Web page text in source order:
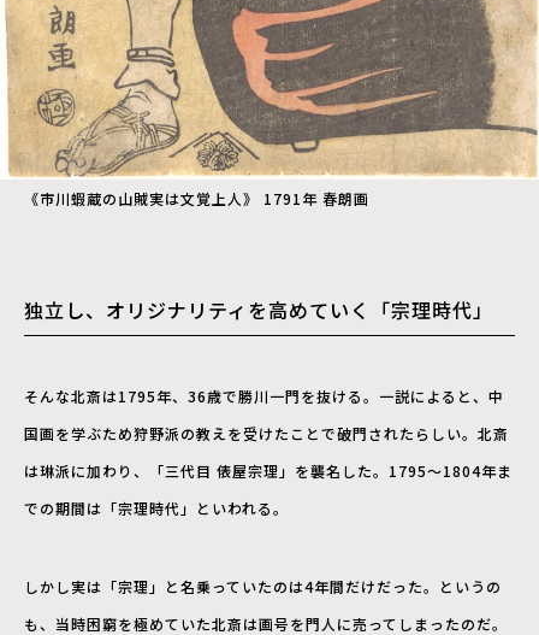
《市川蝦蔵の山賊実は文覚上人》 1791年 春朗画
独立し、オリジナリティを高めていく「宗理時代」
そんな北斎は1795年、36歳で勝川一門を抜ける。一説によると、中
国画を学ぶため狩野派の教えを受けたことで破門されたらしい。北斎
は琳派に加わり、「三代目 俵屋宗理」を襲名した。1795～1804年ま
での期間は「宗理時代」といわれる。
しかし実は「宗理」と名乗っていたのは4年間だけだった。というの
も、当時困窮を極めていた北斎は画号を門人に売ってしまったのだ。